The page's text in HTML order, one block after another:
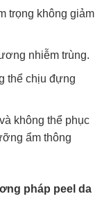
trọng không giảm
nhiễm trùng.
thể chịu đựng
không thể phục
ẩm thông
pháp peel da